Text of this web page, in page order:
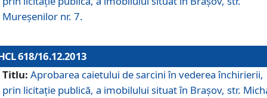
Mureşenilor nr. 7.
618/16.12.2013
Titlu: Aprobarea caietului de sarcini în vederea închirierii,
prin licitaţie publică, a imobilului situat în Braşov, str.